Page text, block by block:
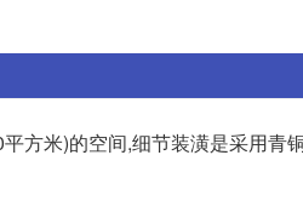
方米)的空间,细节装潢是采用青